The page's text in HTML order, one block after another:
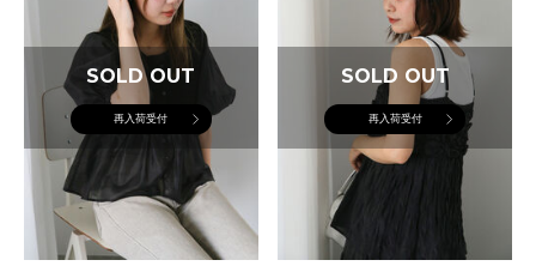
SOLD OUT
再入荷受付
SOLD OUT
再入荷受付